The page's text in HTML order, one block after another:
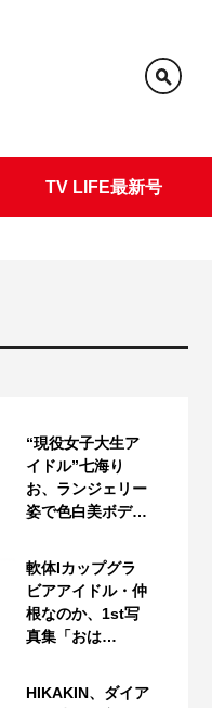
TV LIFE最新号
“現役女子大生ア
イドル”七海り
お、ランジェリー
姿で色白美ボデ…
軟体Iカップグラ
ビアアイドル・仲
根なのか、1st写
真集「おは…
HIKAKIN、ダイア